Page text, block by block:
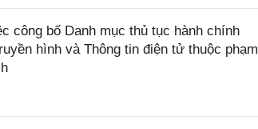
công bố Danh mục thủ tục hành chính
hình và Thông tin điện tử thuộc phạm